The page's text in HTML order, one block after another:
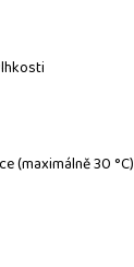
e (maximálně 30 °C)